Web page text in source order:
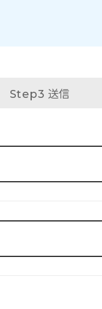
Step3 送信